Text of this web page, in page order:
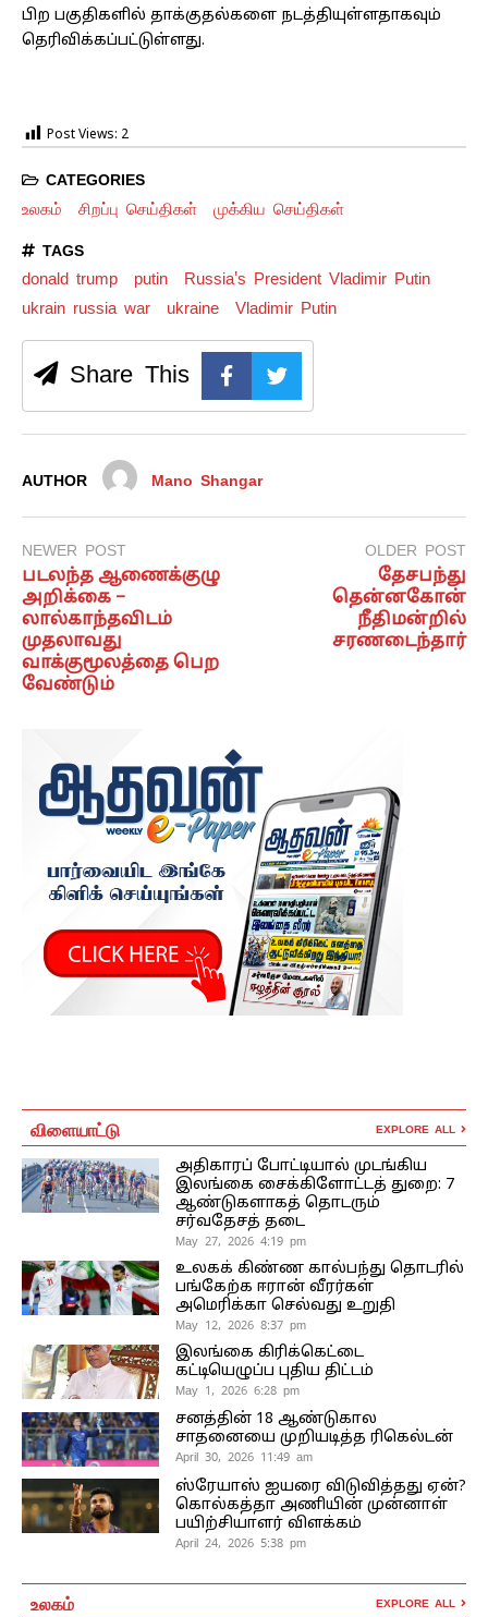
பிற பகுதிகளில் தாக்குதல்களை நடத்தியுள்ளதாகவும்
தெரிவிக்கப்பட்டுள்ளது.
Post Views: 2
CATEGORIES
உலகம் சிறப்பு செய்திகள் முக்கிய செய்திகள்
TAGS
donald trump putin
Russia's President Vladimir Putin
ukrain russia war
ukraine Vladimir Putin
Share This
AUTHOR Mano Shangar
NEWER POST
படலந்த ஆணைக்குழு
அறிக்கை –
லால்காந்தவிடம்
முதலாவது
வாக்குமூலத்தை பெற
வேண்டும்
OLDER POST
தேசபந்து
தென்னகோன்
நீதிமன்றில்
சரணடைந்தார்
விளையாட்டு EXPLORE ALL
அதிகாரப் போட்டியால் முடங்கிய
இலங்கை சைக்கிளோட்டத் துறை: 7
ஆண்டுகளாகத் தொடரும்
சர்வதேசத் தடை
May 27, 2026 4:19 pm
உலகக் கிண்ண கால்பந்து தொடரில்
பங்கேற்க ஈரான் வீரர்கள்
அமெரிக்கா செல்வது உறுதி
May 12, 2026 8:37 pm
இலங்கை கிரிக்கெட்டை
கட்டியெழுப்ப புதிய திட்டம்
May 1, 2026 6:28 pm
சனத்தின் 18 ஆண்டுகால
சாதனையை முறியடித்த ரிகெல்டன்
April 30, 2026 11:49 am
ஸ்ரேயாஸ் ஐயரை விடுவித்தது ஏன்?
கொல்கத்தா அணியின் முன்னாள்
பயிற்சியாளர் விளக்கம்
April 24, 2026 5:38 pm
உலகம் EXPLORE ALL